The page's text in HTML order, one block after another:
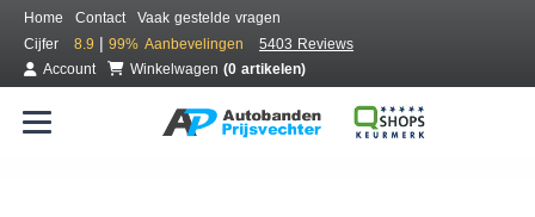
Home Contact
Vaak gestelde vragen
Cijfer
8.9 | 99% Aanbevelingen
5403 Reviews
Account
Winkelwagen (0 artikelen)